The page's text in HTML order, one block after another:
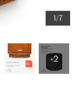
1/7
+2